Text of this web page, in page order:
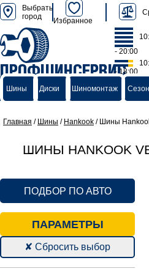
Выбрать
город
Избранное
ПРОФШИНСЕРВИС
группа компаний
- 20:00
- 18:00
Шины Диски Шиномонтаж
Главная / Шины / Hankook / Шины
ШИНЫ HANKOOK
ПОДБОР ПО АВТО
ПАРАМЕТРЫ
✘ Сбросить выбор